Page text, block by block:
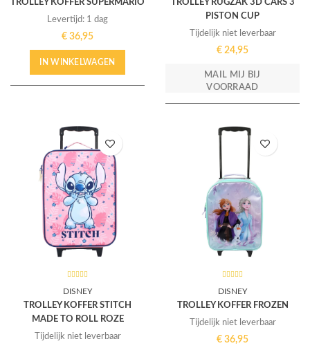
TROLLEY KOFFER SUPERMARIO
Levertijd: 1 dag
€ 36,95
IN WINKELWAGEN
TROLLEY RUGZAK 3D CARS 3
PISTON CUP
Tijdelijk niet leverbaar
€ 24,95
MAIL MIJ BIJ
VOORRAAD
DISNEY
TROLLEY KOFFER STITCH
MADE TO ROLL ROZE
Tijdelijk niet leverbaar
DISNEY
TROLLEY KOFFER FROZEN
Tijdelijk niet leverbaar
€ 36,95